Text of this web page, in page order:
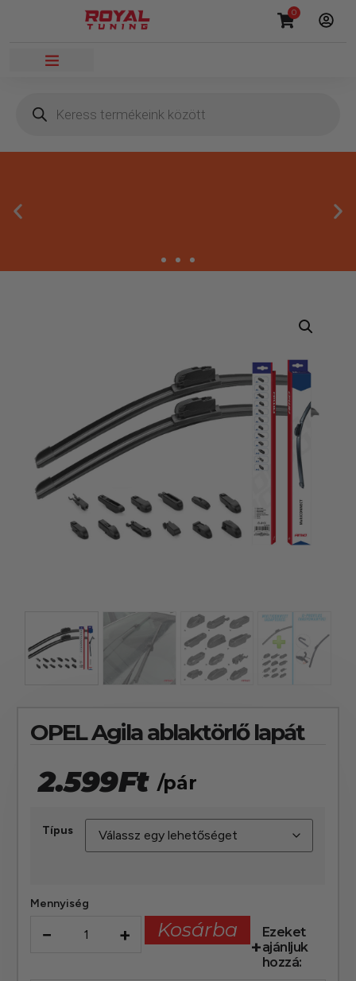
0
OPEL Agila ablaktörlő lapát
2.599Ft /pár
Típus
Mennyiség
− + Kosárba
Ezeket
ajánljuk
hozzá: